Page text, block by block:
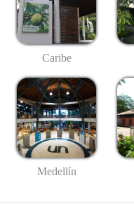
Caribe
Medellín